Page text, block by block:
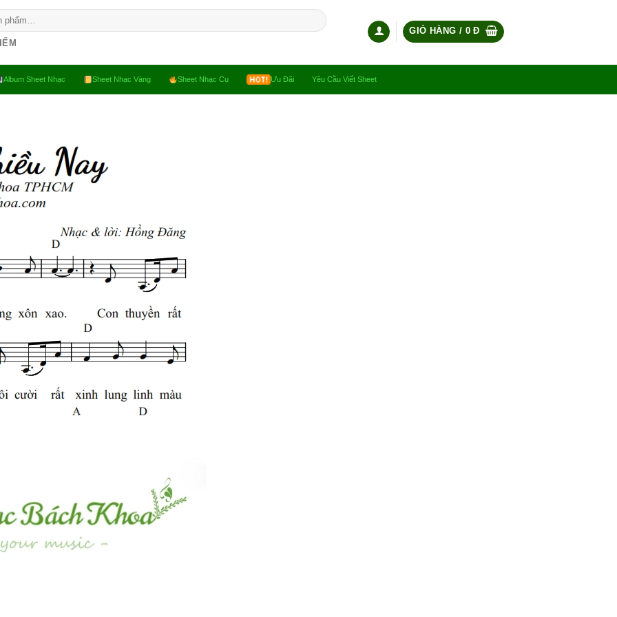
GIỎ HÀNG / 0Đ
Album Sheet Nhạc Sheet Nhạc Vàng Sheet Nhạc Cụ Ưu Đãi Yêu Cầu Viết Sheet